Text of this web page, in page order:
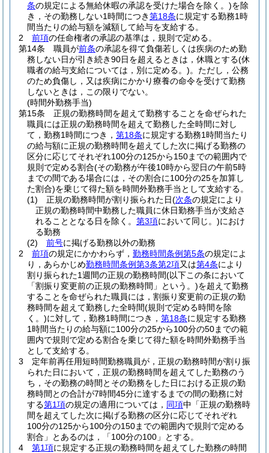
条の規定による無給休暇の承認を受けた場合を除く。)を除
き，その勤務しない1時間につき第18条に規定する勤務1時
間当たりの給与額を減額して給与を支給する。
2
前項の任命権者の承認の基準は，規則で定める。
第14条
職員が前条の承認を得て負傷若しくは疾病のため勤
務しない日が引き続き90日を超えるときは，休職とする(休
職者の給与支給については，別に定める。)。 ただし，公務
のため負傷し，又は疾病にかかり療養の命令を受けて勤務
しないときは，この限りでない。
(時間外勤務手当)
第15条
正規の勤務時間を超えて勤務することを命ぜられた
職員には正規の勤務時間を超えて勤務した全時間に対し
て，勤務1時間につき， 第18条に規定する勤務1時間当たり
の給与額に正規の勤務時間を超えてした次に掲げる勤務の
区分に応じてそれぞれ100分の125から150までの範囲内で
規則で定める割合(その勤務が午後10時から翌日の午前5時
までの間である場合には，その割合に100分の25を加算し
た割合)を乗じて得た額を時間外勤務手当として支給する。
(1)
正規の勤務時間が割り振られた日(次条の規定により
正規の勤務時間中勤務した職員に休日勤務手当が支給さ
れることとなる日を除く。 第3項において同じ。)におけ
る勤務
(2)
前号に掲げる勤務以外の勤務
2
前項の規定にかかわらず， 勤務時間条例第5条の規定によ
り，あらかじめ勤務時間条例第3条第2項又は第4条により
割り振られた1週間の正規の勤務時間(以下この条において
「割振り変更前の正規の勤務時間」という。)を超えて勤務
することを命ぜられた職員には，割振り変更前の正規の勤
務時間を超えて勤務した全時間(規則で定める時間を除
く。)に対して，勤務1時間につき， 第18条に規定する勤務
1時間当たりの給与額に100分の25から100分の50までの範
囲内で規則で定める割合を乗じて得た額を時間外勤務手当
として支給する。
3
定年前再任用短時間勤務職員が，正規の勤務時間が割り振
られた日において，正規の勤務時間を超えてした勤務のう
ち，その勤務の時間とその勤務をした日における正規の勤
務時間との合計が7時間45分に達するまでの間の勤務に対
する第1項の規定の適用については， 同項中「正規の勤務時
間を超えてした次に掲げる勤務の区分に応じてそれぞれ
100分の125から100分の150までの範囲内で規則で定める
割合」とあるのは，「100分の100」とする。
4
第1項に規定する正規の勤務時間を超えてした勤務の時間